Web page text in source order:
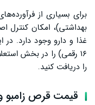
برای بسیاری از
بهداشتی)، امکان کنترل
۱۶ رقمی) را در بخش
را دریافت کنید.
قیمت قرص زامبو